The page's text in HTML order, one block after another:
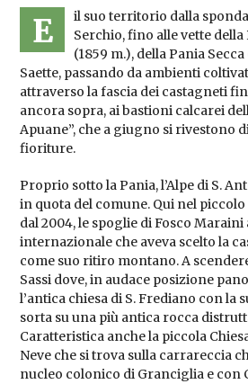
E
il suo territorio dalla
Serchio, fino alle vette della
(1859 m.), della Pania
Saette, passando da ambienti
attraverso la fascia dei castagneti
ancora sopra, ai bastioni calcarei
Apuane”, che a giugno si rivestono
fioriture.
Proprio sotto la Pania, l’Alpe di S.
in quota del comune. Qui nel
dal 2004, le spoglie di Fosco
internazionale che aveva scelto la
come suo ritiro montano. A
Sassi dove, in audace posizione
l’antica chiesa di S. Frediano con la
sorta su una più antica rocca
Caratteristica anche la piccola
Neve che si trova sulla carrareccia
nucleo colonico di Granciglia e con